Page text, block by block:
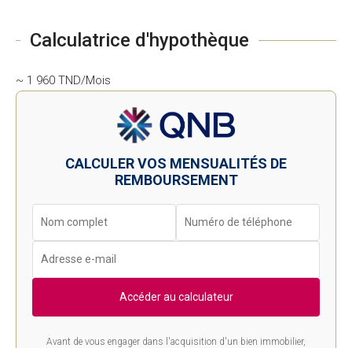
Calculatrice d'hypothèque
~ 1 960 TND/Mois
CALCULER VOS MENSUALITÉS DE
REMBOURSEMENT
Accéder au calculateur
Avant de vous engager dans l'acquisition d'un bien immobilier,